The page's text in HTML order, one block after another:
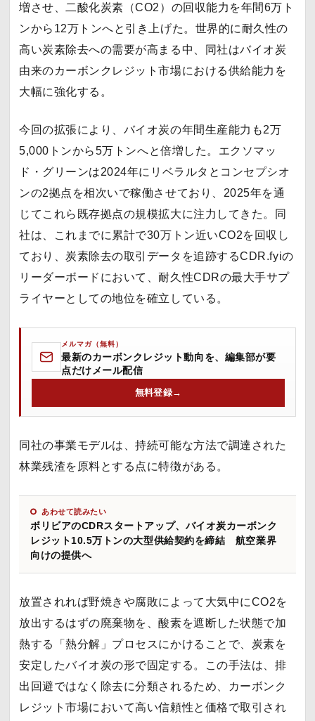
増させ、二酸化炭素（CO2）の回収能力を年間6万ト
ンから12万トンへと引き上げた。世界的に耐久性の
高い炭素除去への需要が高まる中、同社はバイオ炭
由来のカーボンクレジット市場における供給能力を
大幅に強化する。
今回の拡張により、バイオ炭の年間生産能力も2万
5,000トンから5万トンへと倍増した。エクソマッ
ド・グリーンは2024年にリベラルタとコンセプシオ
ンの2拠点を相次いで稼働させており、2025年を通
じてこれら既存拠点の規模拡大に注力してきた。同
社は、これまでに累計で30万トン近いCO2を回収し
ており、炭素除去の取引データを追跡するCDR.fyiの
リーダーボードにおいて、耐久性CDRの最大手サプ
ライヤーとしての地位を確立している。
メルマガ（無料）
最新のカーボンクレジット動向を、編集部が要
点だけメール配信
無料登録→
同社の事業モデルは、持続可能な方法で調達された
林業残渣を原料とする点に特徴がある。
あわせて読みたい
ボリビアのCDRスタートアップ、バイオ炭カーボンク
レジット10.5万トンの大型供給契約を締結 航空業界
向けの提供へ
放置されれば野焼きや腐敗によって大気中にCO2を
放出するはずの廃棄物を、酸素を遮断した状態で加
熱する「熱分解」プロセスにかけることで、炭素を
安定したバイオ炭の形で固定する。この手法は、排
出回避ではなく除去に分類されるため、カーボンク
レジット市場において高い信頼性と価格で取引され